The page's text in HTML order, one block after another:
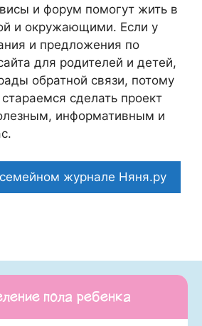
и форум помогут жить в
и окружающими. Если у
и предложения по
для родителей и детей,
обратной связи, потому
сделать проект
информативным и
журнале Няня.ру
пола ребенка